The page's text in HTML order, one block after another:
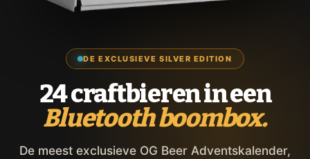
DE EXCLUSIEVE SILVER EDITION
24 craftbieren in een
Bluetooth boombox.
De meest exclusieve OG Beer Adventskalender,